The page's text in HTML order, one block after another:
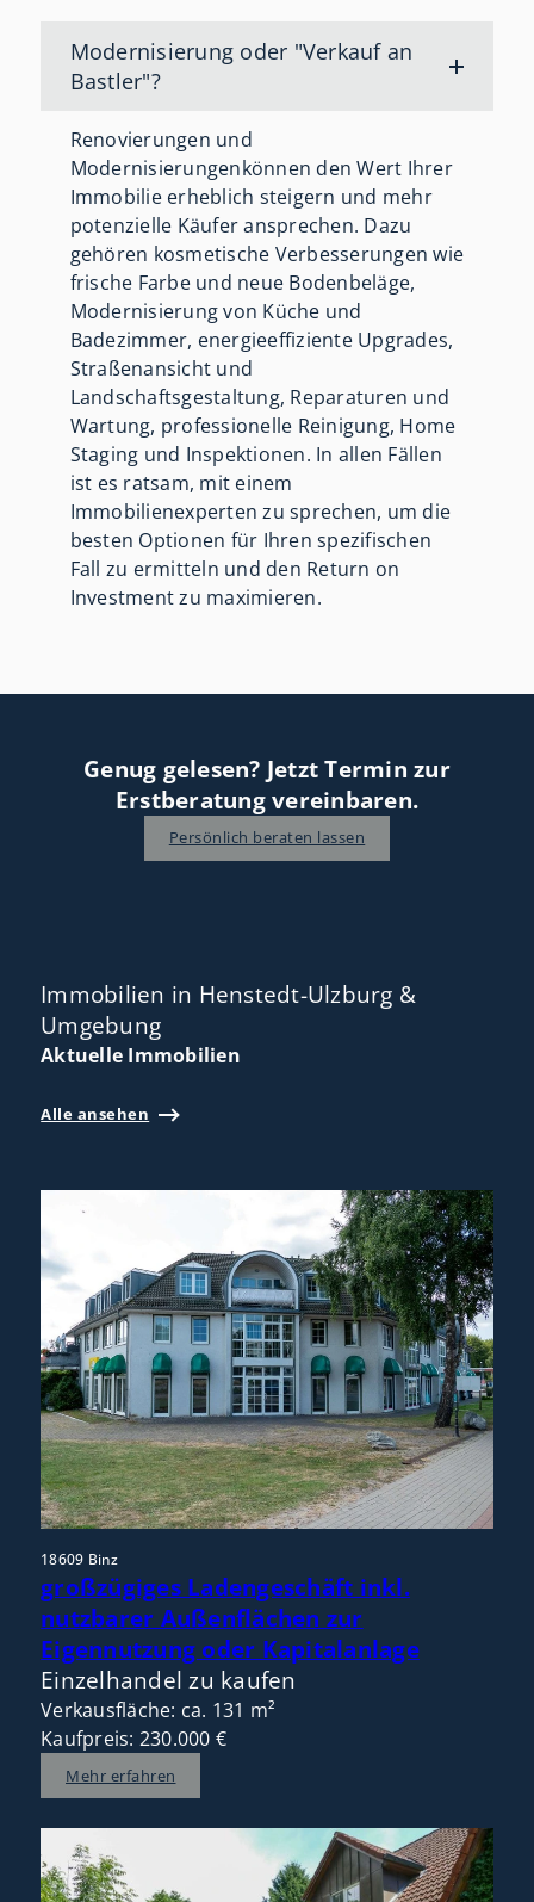
Modernisierung oder "Verkauf an
Bastler"?
Renovierungen und
Modernisierungenkönnen den Wert Ihrer
Immobilie erheblich steigern und mehr
potenzielle Käufer ansprechen. Dazu
gehören kosmetische Verbesserungen wie
frische Farbe und neue Bodenbeläge,
Modernisierung von Küche und
Badezimmer, energieeffiziente Upgrades,
Straßenansicht und
Landschaftsgestaltung, Reparaturen und
Wartung, professionelle Reinigung, Home
Staging und Inspektionen. In allen Fällen
ist es ratsam, mit einem
Immobilienexperten zu sprechen, um die
besten Optionen für Ihren spezifischen
Fall zu ermitteln und den Return on
Investment zu maximieren.
Genug gelesen? Jetzt Termin zur
Erstberatung vereinbaren.
Persönlich beraten lassen
Immobilien in Henstedt-Ulzburg &
Umgebung
Aktuelle Immobilien
Alle ansehen
18609 Binz
großzügiges Ladengeschäft inkl.
nutzbarer Außenflächen zur
Eigennutzung oder Kapitalanlage
Einzelhandel zu kaufen
Verkausfläche: ca. 131 m²
Kaufpreis: 230.000 €
Mehr erfahren